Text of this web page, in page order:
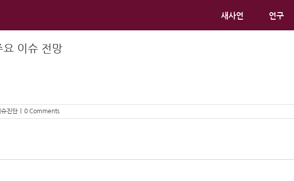
새사연 연구
요 이슈 전망
슈진단 0 Comments